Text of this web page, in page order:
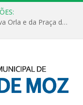
Últimos detalhes para a entrega da nova Orla e da Praça do Praião